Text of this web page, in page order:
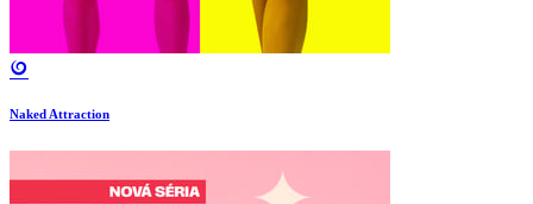
Naked Attraction